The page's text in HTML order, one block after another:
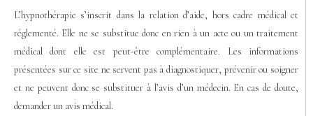
L’hypnothérapie s’inscrit dans la relation d’aide, hors cadre médical et
réglementé. Elle ne se substitue donc en rien à un acte ou un traitement
médical dont elle est peut-être complémentaire. Les informations
présentées sur ce site ne servent pas à diagnostiquer, prévenir ou soigner
et ne peuvent donc se substituer à l’avis d’un médecin. En cas de doute,
demander un avis médical.